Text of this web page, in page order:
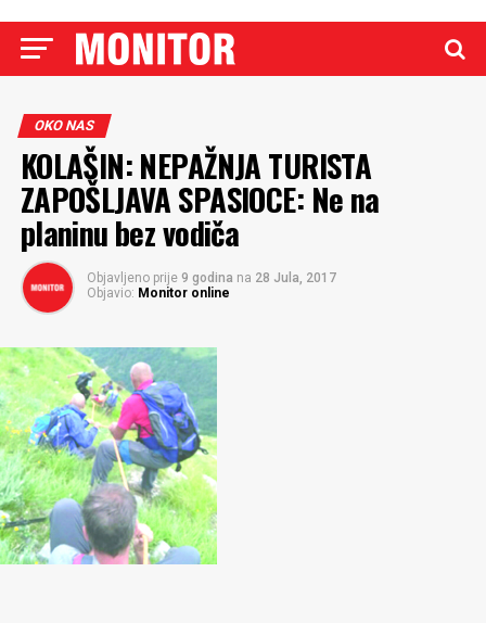
OKO NAS
KOLAŠIN: NEPAŽNJA TURISTA
ZAPOŠLJAVA SPASIOCE: Ne na
planinu bez vodiča
Objavljeno prije 9 godina na 28 Jula, 2017
Objavio: Monitor online